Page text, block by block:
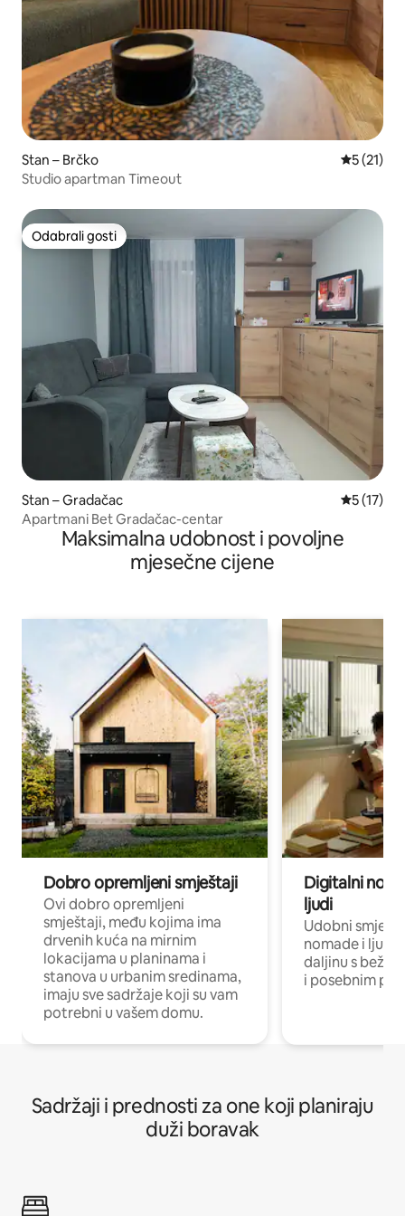
Stan – Brčko Prosječna
5 (21)
Studio apartman Timeout
Odabrali gosti
Odabrali gosti
Stan – Gradačac Prosječna
5 (17)
Apartmani Bet Gradačac-centar
Maksimalna udobnost i povoljne
mjesečne cijene
Dobro opremljeni smještaji
Ovi dobro opremljeni
smještaji, među kojima ima
drvenih kuća na mirnim
lokacijama u planinama i
stanova u urbanim sredinama,
imaju sve sadržaje koji su vam
potrebni u vašem domu.
Digitalni
ljudi
Udobni
nomade i ljude
daljinu s
i posebnim
Sadržaji i prednosti za one koji planiraju
duži boravak